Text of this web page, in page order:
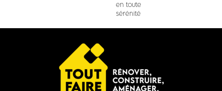
en toute
sérénité